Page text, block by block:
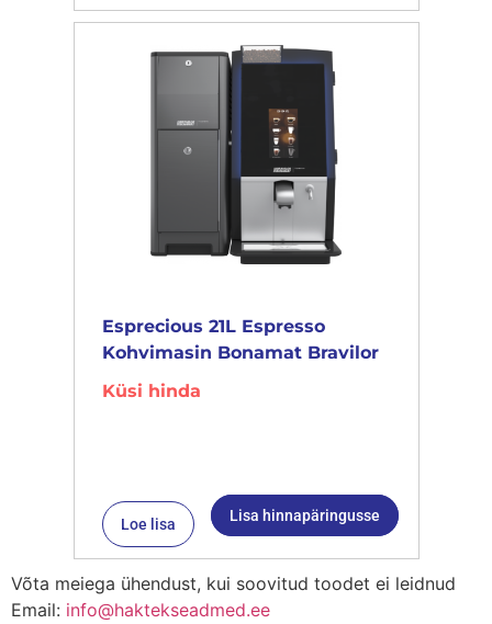
Esprecious 21L Espresso
Kohvimasin Bonamat Bravilor
Küsi hinda
Loe lisa Lisa hinnapäringusse
Võta meiega ühendust, kui soovitud toodet ei leidnud
Email: info@haktekseadmed.ee